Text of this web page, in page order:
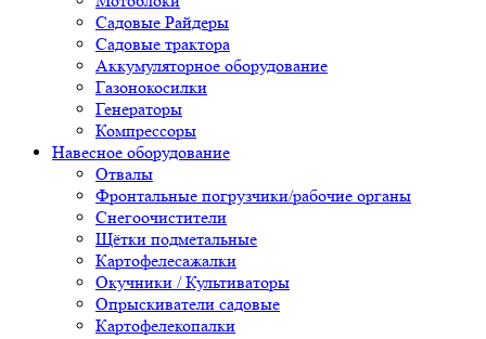
Садовые Райдеры
Садовые трактора
Аккумуляторное оборудование
Газонокосилки
Генераторы
Компрессоры
Навесное оборудование
Отвалы
Фронтальные погрузчики/рабочие органы
Снегоочистители
Щётки подметальные
Картофелесажалки
Окучники / Культиваторы
Опрыскиватели садовые
Картофелекопалки